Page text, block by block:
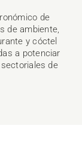
de
de ambiente,
y cóctel
a potenciar
de